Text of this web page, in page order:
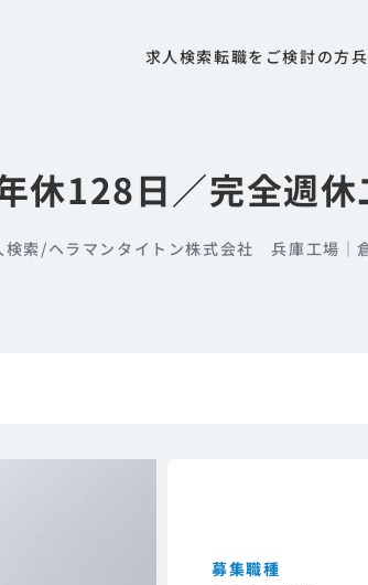
休128日／完全週
検索 /ヘラマンタイトン株式会社 兵庫工場｜
求人検索転職をご検討の方
募集職種